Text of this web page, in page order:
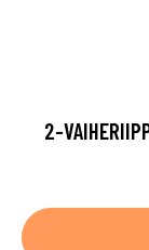
2-